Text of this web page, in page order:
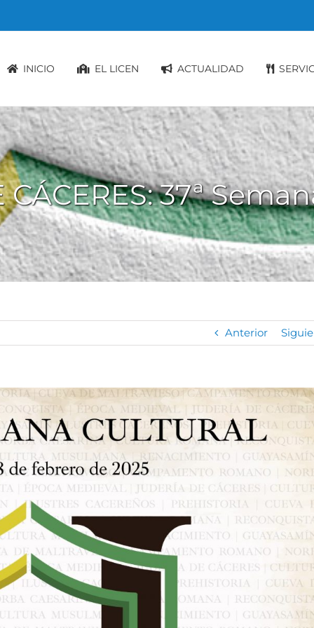
INICIO EL LICEN ACTUALIDAD
CÁCERES: 37ª
Anterior